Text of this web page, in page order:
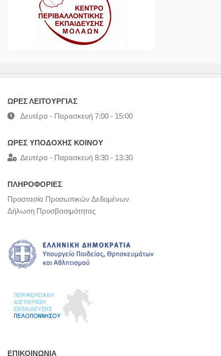
ΩΡΕΣ ΛΕΙΤΟΥΡΓΙΑΣ
Δευτέρα - Παρασκευή 7:00 - 15:00
ΩΡΕΣ ΥΠΟΔΟΧΗΣ ΚΟΙΝΟΥ
Δευτέρα - Παρασκευή 8:30 - 13:30
ΠΛΗΡΟΦΟΡΙΕΣ
Προστασία Προσωπικών Δεδομένων
Δήλωση Προσβασιμότητας
ΕΠΙΚΟΙΝΩΝΊΑ